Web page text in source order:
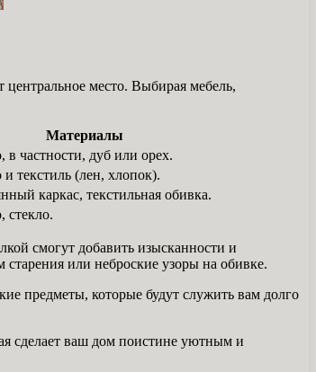
место. Выбирая мебель,
Материалы
в частности, дуб или орех.
и текстиль (лен, хлопок).
каркас, текстильная обивка.
стекло.
смогут добавить изысканности и
или неброские узоры на обивке.
предметы, которые будут служить вам долго
сделает ваш дом поистине уютным и